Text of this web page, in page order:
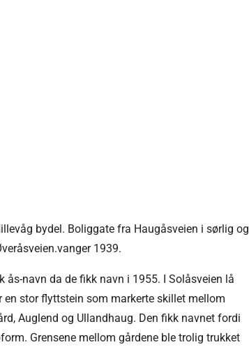
bydel. Boliggate fra Haugåsveien i sørlig og
1939.
ås-navn da de fikk navn i 1955. I Solåsveien lå
en stor flyttstein som markerte skillet mellom
Auglend og Ullandhaug. Den fikk navnet fordi
Grensene mellom gårdene ble trolig trukket